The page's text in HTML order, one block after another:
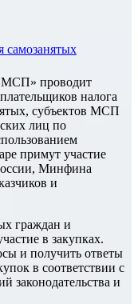
МСП» проводит
налога
субъектов МСП
лиц по
примут участие
Минфина
и
граждан и
в закупках.
и получить ответы
в соответствии с
законодательства и